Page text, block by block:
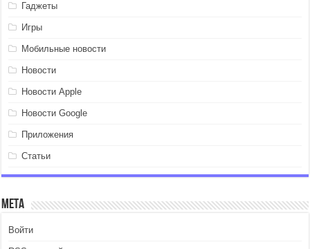
Гаджеты
Игры
Мобильные новости
Новости
Новости Apple
Новости Google
Приложения
Статьи
Мета
Войти